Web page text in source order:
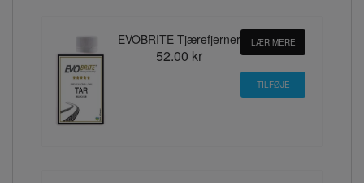
EVOBRITE Tjærefjerner
52.00 kr
LÆR MERE